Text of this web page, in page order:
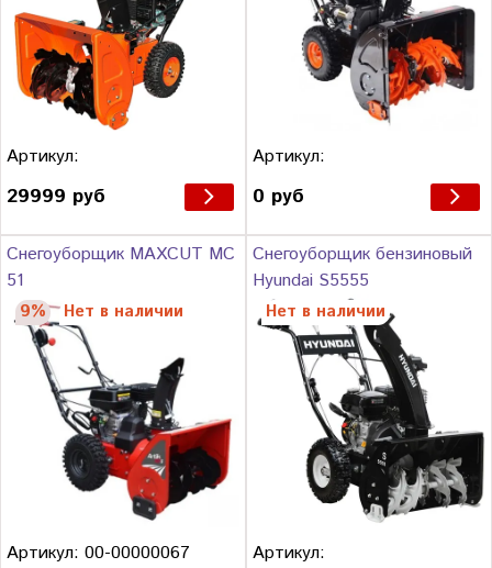
Артикул:
29999 руб
Артикул:
0 руб
Снегоуборщик MAXCUT MC
51
9% Нет в наличии
Артикул: 00-00000067
Снегоуборщик бензиновый
Hyundai S5555
Нет в наличии
Артикул: